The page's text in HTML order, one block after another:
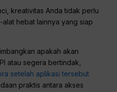
kreativitas Anda tidak perlu
hebat lainnya yang siap
apakah akan
atau segera bertindak,
setelah aplikasi tersebut
praktis antara akses